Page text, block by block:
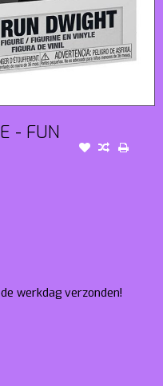
- FUN
werkdag verzonden!